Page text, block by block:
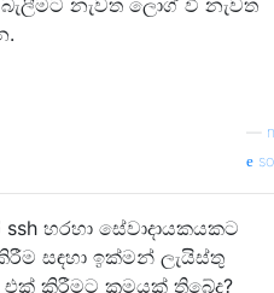
නැවත ලොග් වී නැවත
හරහා සේවාදායකයකට
සඳහා ඉක්මන් ලැයිස්තු
කිරීමට ක්‍රමයක් තිබේද?